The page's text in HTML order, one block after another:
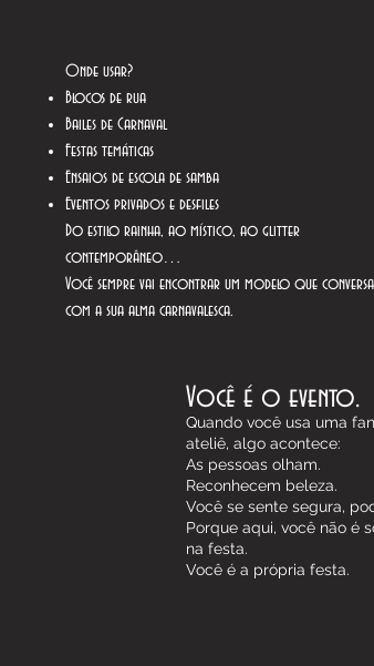
Onde usar?
Blocos de rua
Bailes de Carnaval
Festas temáticas
Ensaios de escola de samba
Eventos privados e desfiles
Do estilo rainha, ao místico, ao glitter
contemporâneo…
Você sempre vai encontrar um modelo que conversa
com a sua alma carnavalesca.
Você é o evento.
Quando você usa uma
ateliê, algo acontece:
As pessoas olham.
Reconhecem beleza.
Você se sente segura,
Porque aqui, você não é
na festa.
Você é a própria festa.